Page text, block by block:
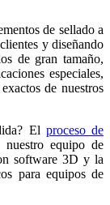
de sellado a
y diseñando
de gran tamaño,
especiales,
de nuestros
El proceso de
equipo de
software 3D y la
para equipos de